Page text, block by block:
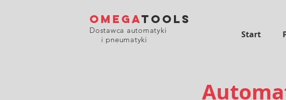
OMEGATOOLS
Dostawca automatyki
i pneumatyki
Start